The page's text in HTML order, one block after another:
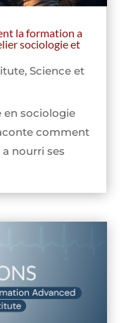
la formation a
sociologie et
, Science et
en sociologie
comment
nourri ses